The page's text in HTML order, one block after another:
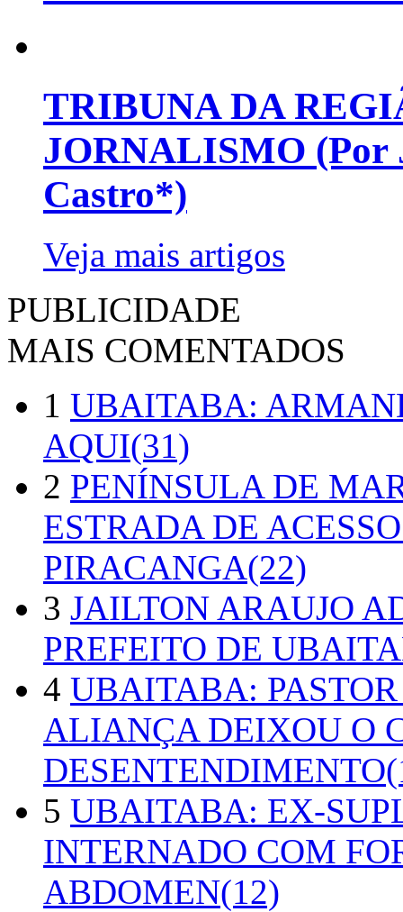
TRIBUNA DA
JORNALISMO (Por
Castro*)
Veja mais artigos
PUBLICIDADE
MAIS COMENTADOS
1 UBAITABA:
AQUI(31)
2 PENÍNSULA DE
ESTRADA DE
PIRACANGA(22)
3 JAILTON ARAUJO
PREFEITO DE
4 UBAITABA:
ALIANÇA DEIXOU O
5 UBAITABA: EX-
INTERNADO COM
ABDOMEN(12)